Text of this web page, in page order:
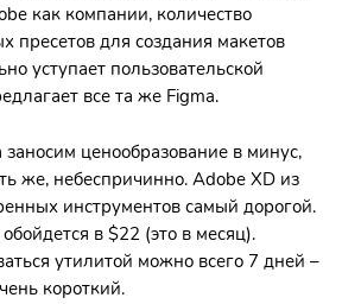
как компании, количество
пресетов для создания макетов
уступает пользовательской
все та же Figma.
заносим ценообразование в минус,
же, небеспричинно. Adobe XD из
инструментов самый дорогой.
в $22 (это в месяц).
утилитой можно всего 7 дней –
короткий.